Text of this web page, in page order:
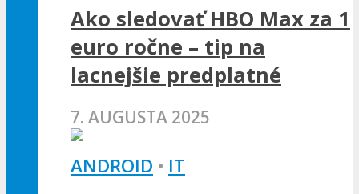
Ako sledovať HBO Max za 1
euro ročne – tip na
lacnejšie predplatné
7. AUGUSTA 2025
ANDROID • IT